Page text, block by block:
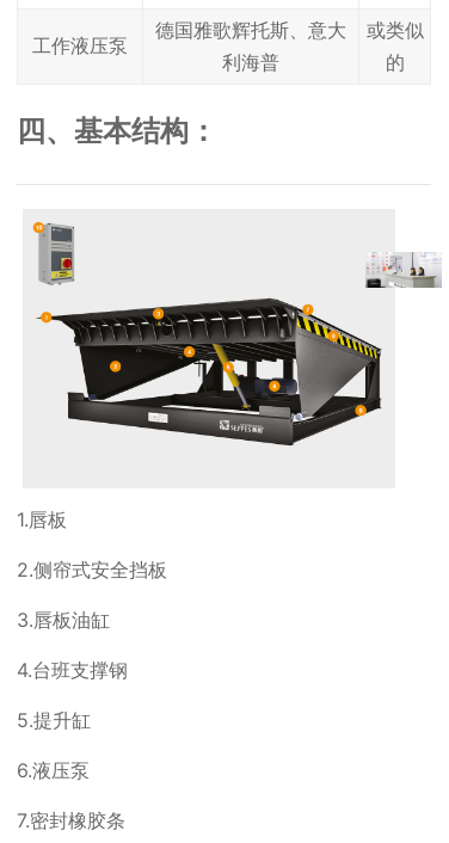
工作液压泵
德国雅歌辉托斯、意大
利海普
或类似
的
四、基本结构：
1.唇板
2.侧帘式安全挡板
3.唇板油缸
4.台班支撑钢
5.提升缸
6.液压泵
7.密封橡胶条